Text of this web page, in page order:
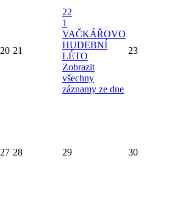
20 21
22
1
VAČKÁŘOVO
HUDEBNÍ
LÉTO
Zobrazit
všechny
záznamy ze dne
23
27 28 29 30